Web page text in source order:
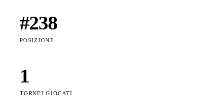
#238
POSIZIONE
1
TORNEI GIOCATI